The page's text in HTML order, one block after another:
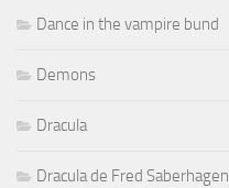
Dance in the vampire bund
Demons
Dracula
Dracula de Fred Saberhagen